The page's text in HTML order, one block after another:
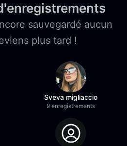
sauvegardé aucun
plus tard !
Sveva migliaccio
9 enregistrements